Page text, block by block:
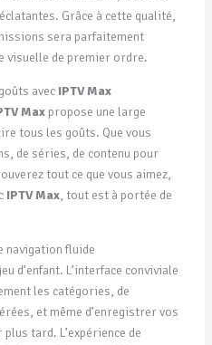
Grâce à cette qualité,
sera parfaitement
visuelle de premier ordre.
avec IPTV Max
Maxpropose une large
tous les goûts. Que vous
de séries, de contenu pour
tout ce que vous aimez,
IPTV Max, tout est à portée de
navigation fluide
d’enfant. L’interface conviviale
les catégories, de
et même d’enregistrer vos
tard. L’expérience de